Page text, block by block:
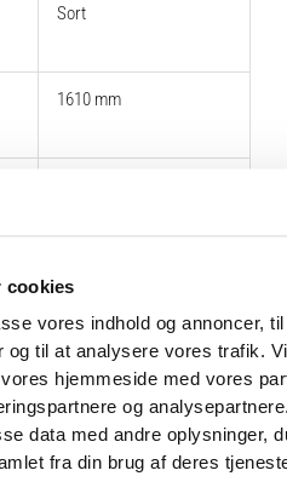
cookies
vores indhold og annoncer,
og til at analysere vores trafik.
hjemmeside med vores
og
data med andre oplysninger,
fra din brug af deres
Sort
1610 mm
155 kg
285 kg